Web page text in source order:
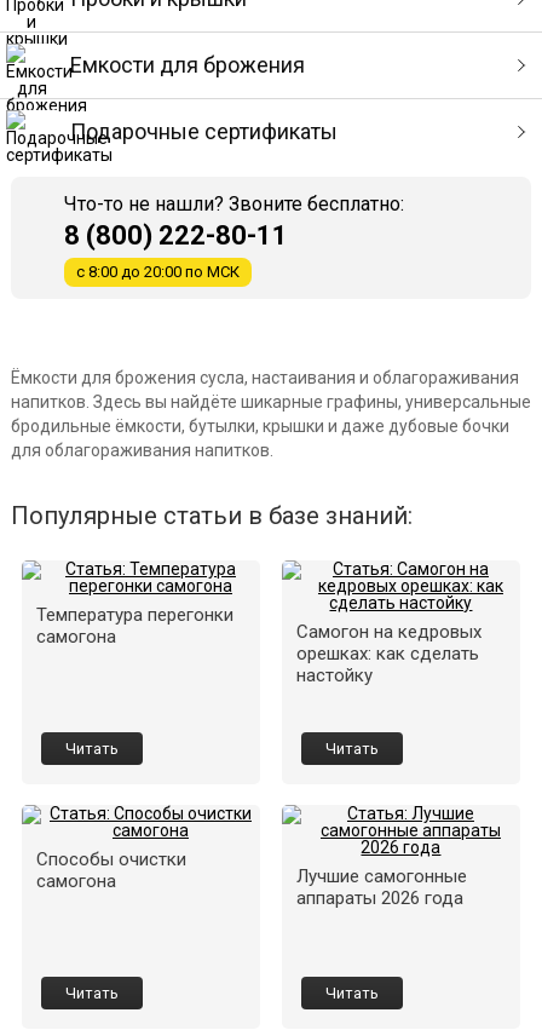
Емкости для брожения
Подарочные сертификаты
Что-то не нашли? Звоните бесплатно:
8 (800) 222-80-11
с 8:00 до 20:00 по МСК
Ёмкости для брожения сусла, настаивания и облагораживания
напитков. Здесь вы найдёте шикарные графины, универсальные
бродильные ёмкости, бутылки, крышки и даже дубовые бочки
для облагораживания напитков.
Популярные статьи в базе знаний:
Температура перегонки
самогона
Читать
Самогон на кедровых
орешках: как сделать
настойку
Читать
Способы очистки
самогона
Читать
Лучшие самогонные
аппараты 2026 года
Читать